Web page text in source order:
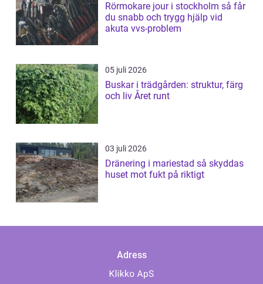
Rörmokare jour i stockholm så får
du snabb och trygg hjälp vid
akuta vvs-problem
05 juli 2026
Buskar i trädgården: struktur, färg
och liv Året runt
03 juli 2026
Dränering i mariestad så skyddas
huset mot fukt på riktigt
Adress